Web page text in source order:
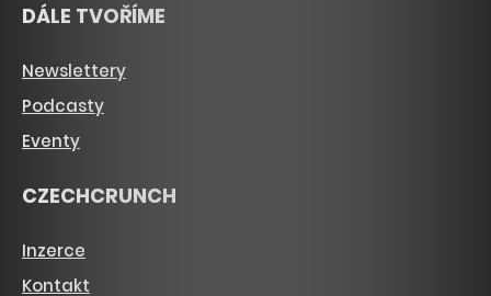
DÁLE TVOŘÍME
Newslettery
Podcasty
Eventy
CZECHCRUNCH
Inzerce
Kontakt